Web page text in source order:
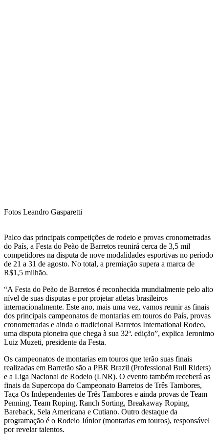
Fotos Leandro Gasparetti
Palco das principais competições de rodeio e provas cronometradas
do País, a Festa do Peão de Barretos reunirá cerca de 3,5 mil
competidores na disputa de nove modalidades esportivas no período
de 21 a 31 de agosto. No total, a premiação supera a marca de
R$1,5 milhão.
“A Festa do Peão de Barretos é reconhecida mundialmente pelo alto
nível de suas disputas e por projetar atletas brasileiros
internacionalmente. Este ano, mais uma vez, vamos reunir as finais
dos principais campeonatos de montarias em touros do País, provas
cronometradas e ainda o tradicional Barretos International Rodeo,
uma disputa pioneira que chega à sua 32ª. edição”, explica Jeronimo
Luiz Muzeti, presidente da Festa.
Os campeonatos de montarias em touros que terão suas finais
realizadas em Barretão são a PBR Brazil (Professional Bull Riders)
e a Liga Nacional de Rodeio (LNR). O evento também receberá as
finais da Supercopa do Campeonato Barretos de Três Tambores,
Taça Os Independentes de Três Tambores e ainda provas de Team
Penning, Team Roping, Ranch Sorting, Breakaway Roping,
Bareback, Sela Americana e Cutiano. Outro destaque da
programação é o Rodeio Júnior (montarias em touros), responsável
por revelar talentos.